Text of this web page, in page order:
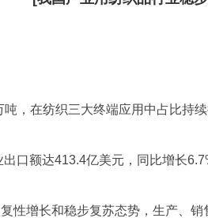
，在纺织三大终端应用中占比持续
口额达413.4亿美元，同比增长
增长和稳步复苏态势，生产、销